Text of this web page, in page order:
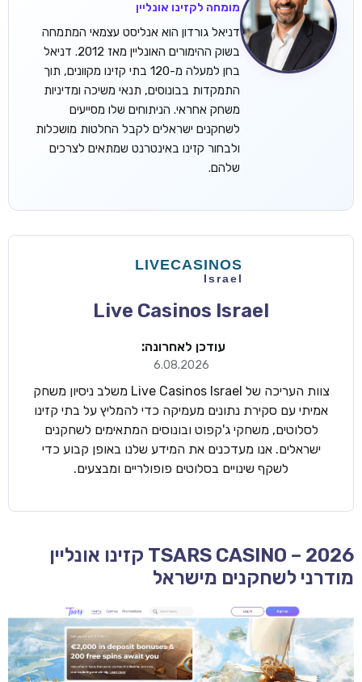
מומחה לקזינו אונליין
דניאל גורדון הוא אנליסט עצמאי המתמחה
בשוק ההימורים האונליין מאז 2012. דניאל
בחן למעלה מ-120 בתי קזינו מקוונים, תוך
התמקדות בבונוסים, תנאי משיכה ומדיניות
משחק אחראי. הניתוחים שלו מסייעים
לשחקנים ישראלים לקבל החלטות מושכלות
ולבחור קזינו באינטרנט שמתאים לצרכים
שלהם.
Live Casinos Israel
עודכן לאחרונה:
6.08.2026
צוות העריכה של Live Casinos Israel משלב ניסיון משחק
אמיתי עם סקירת נתונים מעמיקה כדי להמליץ על בתי קזינו
לסלוטים, משחקי ג'קפוט ובונוסים המתאימים לשחקנים
ישראלים. אנו מעדכנים את המידע שלנו באופן קבוע כדי
לשקף שינויים בסלוטים פופולריים ומבצעים.
TSARS CASINO – 2026 קזינו אונליין
מודרני לשחקנים מישראל